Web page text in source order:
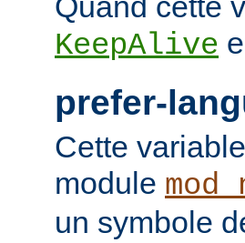
KeepAlive
prefer-
Cette
module
un symbole